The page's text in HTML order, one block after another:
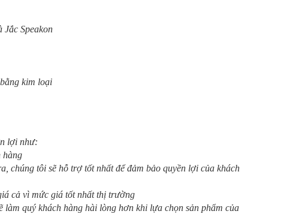
Speakon
kim loại
lợi như:
hàng
chúng tôi sẽ hỗ trợ tốt nhất để đảm bảo quyền lợi của khách
cả vì mức giá tốt nhất thị trường
quý khách hàng hài lòng hơn khi lựa chọn sản phẩm của